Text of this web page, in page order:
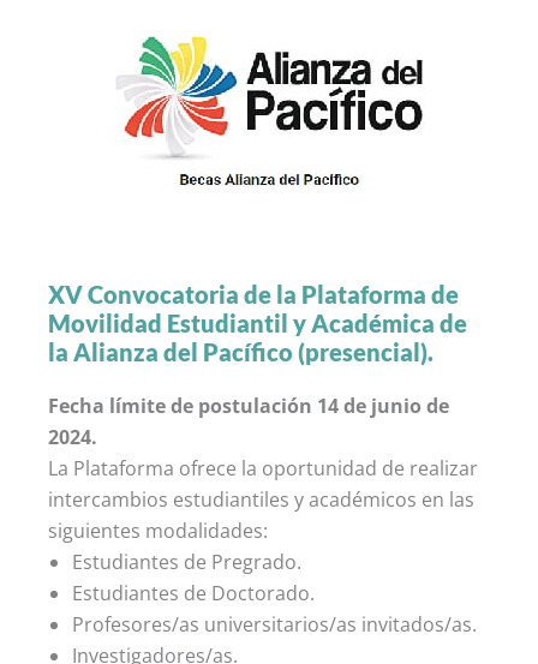
XV Convocatoria de la Plataforma de
Movilidad Estudiantil y Académica de
la Alianza del Pacífico (presencial).
Fecha límite de postulación 14 de junio de
2024.
La Plataforma ofrece la oportunidad de realizar
intercambios estudiantiles y académicos en las
siguientes modalidades:
Estudiantes de Pregrado.
Estudiantes de Doctorado.
Profesores/as universitarios/as invitados/as.
Investigadores/as.